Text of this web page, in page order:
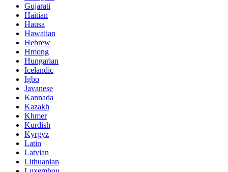
Gujarati
Haitian
Hausa
Hawaiian
Hebrew
Hmong
Hungarian
Icelandic
Igbo
Javanese
Kannada
Kazakh
Khmer
Kurdish
Kyrgyz
Latin
Latvian
Lithuanian